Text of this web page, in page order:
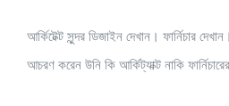
আর্কিটেক্ট সুন্দর ডিজাইন দেখান। ফার্নিচার
আচরণ করেন উনি কি আর্কিট্যাক্ট নাকি